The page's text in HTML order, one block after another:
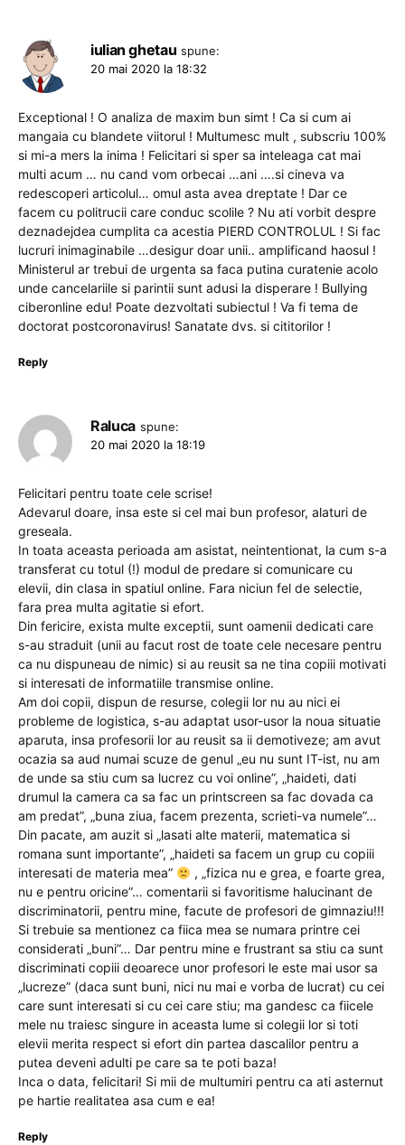
iulian ghetau spune:
20 mai 2020 la 18:32
Exceptional ! O analiza de maxim bun simt ! Ca si cum ai
mangaia cu blandete viitorul ! Multumesc mult , subscriu 100%
si mi-a mers la inima ! Felicitari si sper sa inteleaga cat mai
multi acum … nu cand vom orbecai …ani ….si cineva va
redescoperi articolul… omul asta avea dreptate ! Dar ce
facem cu politrucii care conduc scolile ? Nu ati vorbit despre
deznadejdea cumplita ca acestia PIERD CONTROLUL ! Si fac
lucruri inimaginabile …desigur doar unii.. amplificand haosul !
Ministerul ar trebui de urgenta sa faca putina curatenie acolo
unde cancelariile si parintii sunt adusi la disperare ! Bullying
ciberonline edu! Poate dezvoltati subiectul ! Va fi tema de
doctorat postcoronavirus! Sanatate dvs. si cititorilor !
Reply
Raluca spune:
20 mai 2020 la 18:19
Felicitari pentru toate cele scrise!
Adevarul doare, insa este si cel mai bun profesor, alaturi de
greseala.
In toata aceasta perioada am asistat, neintentionat, la cum s-a
transferat cu totul (!) modul de predare si comunicare cu
elevii, din clasa in spatiul online. Fara niciun fel de selectie,
fara prea multa agitatie si efort.
Din fericire, exista multe exceptii, sunt oamenii dedicati care
s-au straduit (unii au facut rost de toate cele necesare pentru
ca nu dispuneau de nimic) si au reusit sa ne tina copiii motivati
si interesati de informatiile transmise online.
Am doi copii, dispun de resurse, colegii lor nu au nici ei
probleme de logistica, s-au adaptat usor-usor la noua situatie
aparuta, insa profesorii lor au reusit sa ii demotiveze; am avut
ocazia sa aud numai scuze de genul „eu nu sunt IT-ist, nu am
de unde sa stiu cum sa lucrez cu voi online”, „haideti, dati
drumul la camera ca sa fac un printscreen sa fac dovada ca
am predat”, „buna ziua, facem prezenta, scrieti-va numele”…
Din pacate, am auzit si „lasati alte materii, matematica si
romana sunt importante”, „haideti sa facem un grup cu copiii
interesati de materia mea”
, „fizica nu e grea, e foarte grea,
nu e pentru oricine”… comentarii si favoritisme halucinant de
discriminatorii, pentru mine, facute de profesori de gimnaziu!!!
Si trebuie sa mentionez ca fiica mea se numara printre cei
considerati „buni”… Dar pentru mine e frustrant sa stiu ca sunt
discriminati copiii deoarece unor profesori le este mai usor sa
„lucreze” (daca sunt buni, nici nu mai e vorba de lucrat) cu cei
care sunt interesati si cu cei care stiu; ma gandesc ca fiicele
mele nu traiesc singure in aceasta lume si colegii lor si toti
elevii merita respect si efort din partea dascalilor pentru a
putea deveni adulti pe care sa te poti baza!
Inca o data, felicitari! Si mii de multumiri pentru ca ati asternut
pe hartie realitatea asa cum e ea!
Reply